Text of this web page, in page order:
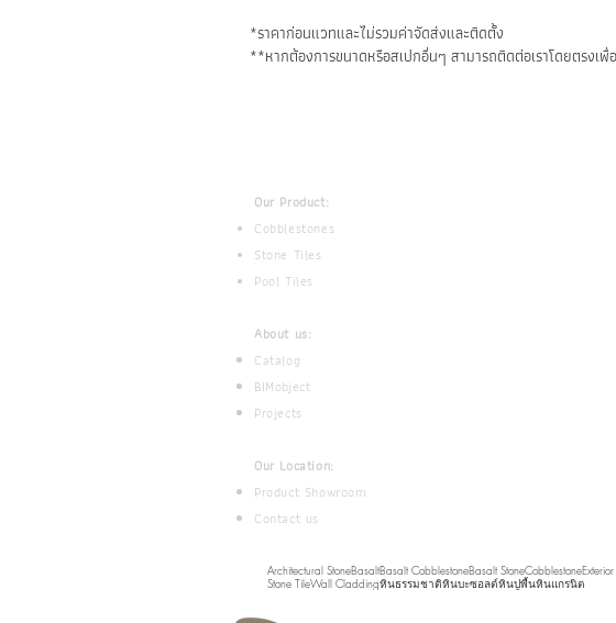
*ราคาก่อนแวทและไม่รวมค่าจัดส่งและติดตั้ง
**หากต้องการขนาดหรือสเปกอื่นๆ สามารถติดต่อเราโดยตรงเพื่
Our Product:
Cobblestones
Stone Tiles
Pool Tiles
About us:
Catalog
BIMobject
Projects
Our Location:
Product Showroom
Contact us
Architectural StoneBasaltBasalt CobblestoneBasalt StoneCobblestone
Stone TileWall Claddingหินธรรมชาติหินบะซอลต์หินปูพื้นหินแกรนิต